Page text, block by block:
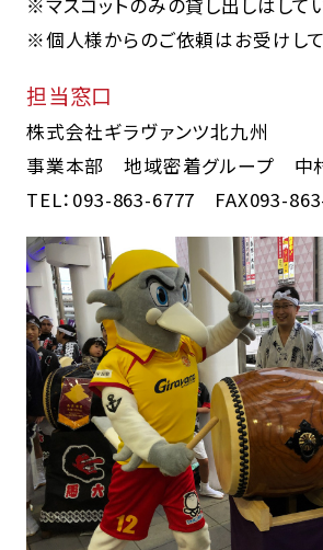
※マスコットのみの貸し出しはして
※個人様からのご依頼はお受けして
担当窓口
株式会社ギラヴァンツ北九州
事業本部 地域密着グループ 中
TEL：093-863-6777 FAX093-